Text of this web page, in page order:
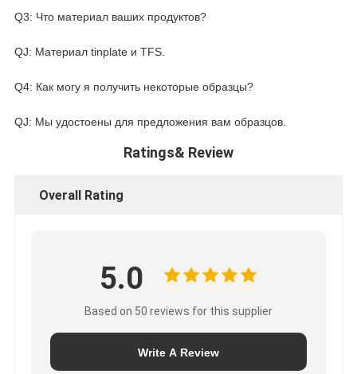
Q3: Что материал ваших продуктов?
QJ: Материал tinplate и TFS.
Q4: Как могу я получить некоторые образцы?
QJ: Мы удостоены для предложения вам образцов.
Ratings& Review
Overall Rating
5.0
Based on 50 reviews for this supplier
Write A Review